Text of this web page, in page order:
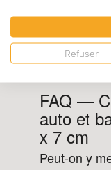
Idéal
stockage
FAQ —
auto et
x 7 cm
Peut-on y
Refuser